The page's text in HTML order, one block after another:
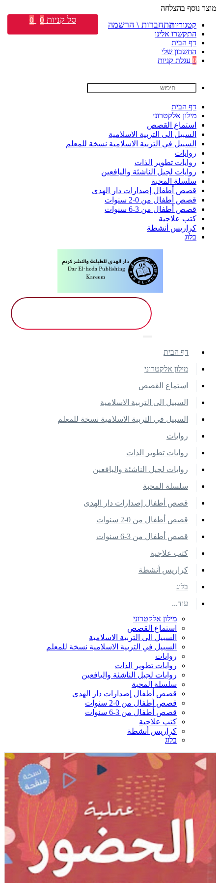
מוצר נוסף בהצלחה
קטגוריות
התקשרו אלינו
דף הבית
החשבון שלי
0 עגלת קניות
דף הבית
מילון אלקטרוני
استماع القصص
السبيل الى التربية الاسلامية
السبيل في التربية الاسلامية نسخة للمعلم
روايات
روايات تطوير الذات
روايات لجيل الناشئة واليافعين
سلسلة المحبة
قصص أطفال إصدارات دار الهدى
قصص أطفال من 0-2 سنوات
قصص أطفال من 3-6 سنوات
كتب علاجية
كراريس أنشطة
בלוג
התחברות \ הרשמה סל קניות 0
0
דף הבית
מילון אלקטרוני
استماع القصص
السبيل الى التربية الاسلامية
السبيل في التربية الاسلامية نسخة للمعلم
روايات
روايات تطوير الذات
روايات لجيل الناشئة واليافعين
سلسلة المحبة
قصص أطفال إصدارات دار الهدى
قصص أطفال من 0-2 سنوات
قصص أطفال من 3-6 سنوات
كتب علاجية
كراريس أنشطة
בלוג
עוד...
מילון אלקטרוני
استماع القصص
السبيل الى التربية الاسلامية
السبيل في التربية الاسلامية نسخة للمعلم
روايات
روايات تطوير الذات
روايات لجيل الناشئة واليافعين
سلسلة المحبة
قصص أطفال إصدارات دار الهدى
قصص أطفال من 0-2 سنوات
قصص أطفال من 3-6 سنوات
كتب علاجية
كراريس أنشطة
בלוג